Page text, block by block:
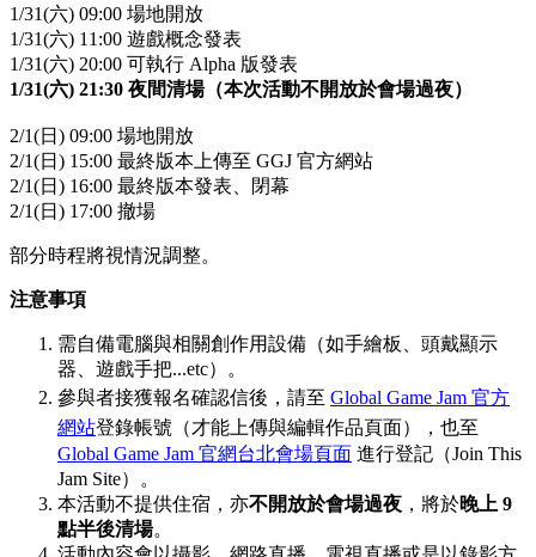
1/31(六) 09:00 場地開放
1/31(六) 11:00 遊戲概念發表
1/31(六) 20:00 可執行 Alpha 版發表
1/31(六) 21:30 夜間清場（本次活動不開放於會場過夜）
2/1(日) 09:00 場地開放
2/1(日) 15:00 最終版本上傳至 GGJ 官方網站
2/1(日) 16:00 最終版本發表、閉幕
2/1(日) 17:00 撤場
部分時程將視情況調整。
注意事項
需自備電腦與相關創作用設備（如手繪板、頭戴顯示
器、遊戲手把...etc）。
參與者接獲報名確認信後，請至 Global Game Jam 官方
網站登錄帳號（才能上傳與編輯作品頁面），也至
Global Game Jam 官網台北會場頁面 進行登記（Join This
Jam Site）。
本活動不提供住宿，亦不開放於會場過夜 ，將於晚上 9
點半後清場。